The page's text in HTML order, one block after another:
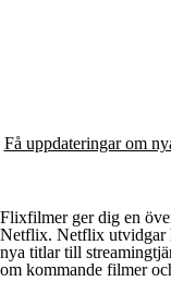
Få uppdateringar om
Flixfilmer ger dig en
Netflix. Netflix utvidgar
nya titlar till
om kommande filmer